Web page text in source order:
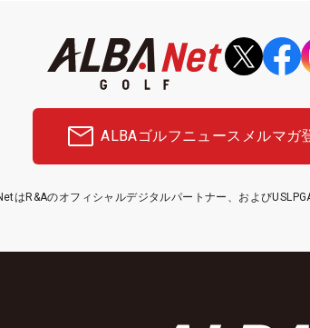
ALBAゴルフニュース メルマガ
はR&Aのオフィシャルデジタルパートナー、および